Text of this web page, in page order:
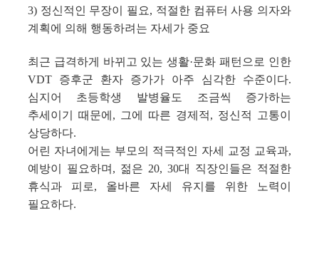
3) 정신적인 무장이 필요, 적절한 컴퓨터 사용 의자와
계획에 의해 행동하려는 자세가 중요
최근 급격하게 바뀌고 있는 생활·문화 패턴으로 인한
VDT 증후군 환자 증가가 아주 심각한 수준이다.
심지어 초등학생 발병율도 조금씩 증가하는
추세이기 때문에, 그에 따른 경제적, 정신적 고통이
상당하다.
어린 자녀에게는 부모의 적극적인 자세 교정 교육과,
예방이 필요하며, 젊은 20, 30대 직장인들은 적절한
휴식과 피로, 올바른 자세 유지를 위한 노력이
필요하다.